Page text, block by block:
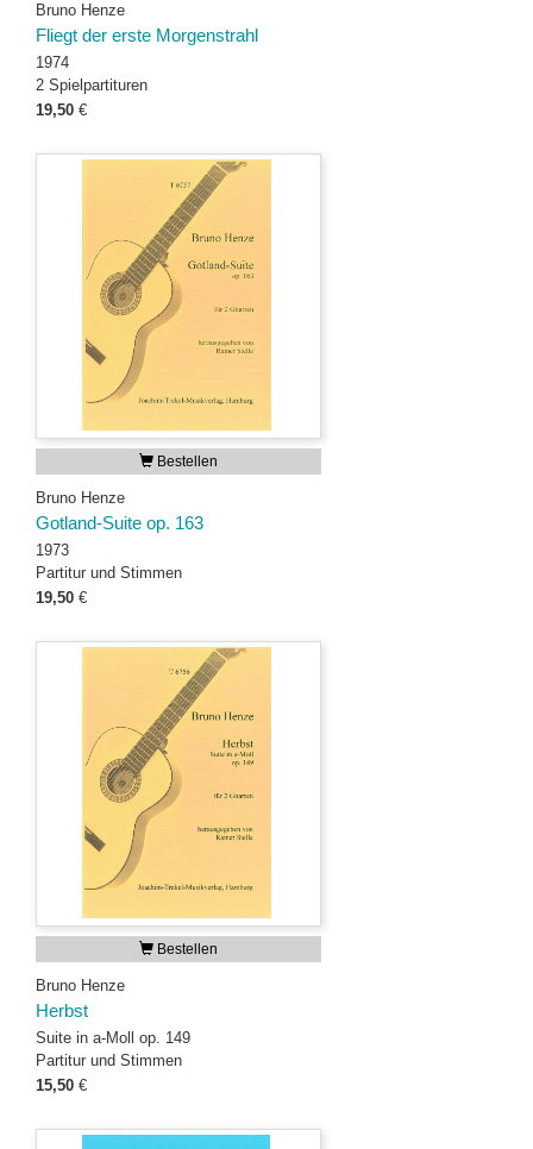
Bruno Henze
Fliegt der erste Morgenstrahl
1974
2 Spielpartituren
19,50 €
Bestellen
Bruno Henze
Gotland-Suite op. 163
1973
Partitur und Stimmen
19,50 €
Bestellen
Bruno Henze
Herbst
Suite in a-Moll op. 149
Partitur und Stimmen
15,50 €